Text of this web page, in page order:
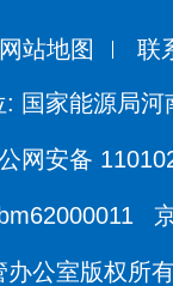
网站地图 联
: 国家能源局河
网安备
办公室版权所